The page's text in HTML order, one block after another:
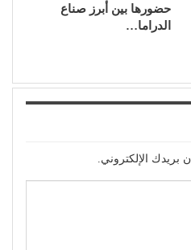
حضورها بين أبرز صناع
الدراما…
بريدك الإلكتروني.